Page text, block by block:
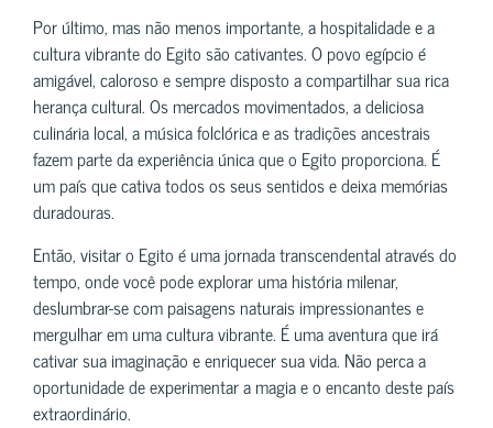
Por último, mas não menos importante, a hospitalidade e a
cultura vibrante do Egito são cativantes. O povo egípcio é
amigável, caloroso e sempre disposto a compartilhar sua rica
herança cultural. Os mercados movimentados, a deliciosa
culinária local, a música folclórica e as tradições ancestrais
fazem parte da experiência única que o Egito proporciona. É
um país que cativa todos os seus sentidos e deixa memórias
duradouras.
Então, visitar o Egito é uma jornada transcendental através do
tempo, onde você pode explorar uma história milenar,
deslumbrar-se com paisagens naturais impressionantes e
mergulhar em uma cultura vibrante. É uma aventura que irá
cativar sua imaginação e enriquecer sua vida. Não perca a
oportunidade de experimentar a magia e o encanto deste país
extraordinário.